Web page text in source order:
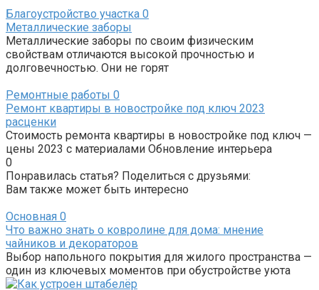
Благоустройство участка 0
Металлические заборы
Металлические заборы по своим физическим
свойствам отличаются высокой прочностью и
долговечностью. Они не горят
Ремонтные работы 0
Ремонт квартиры в новостройке под ключ 2023
расценки
Стоимость ремонта квартиры в новостройке под ключ —
цены 2023 с материалами Обновление интерьера
0
Понравилась статья? Поделиться с друзьями:
Вам также может быть интересно
Основная 0
Что важно знать о ковролине для дома: мнение
чайников и декораторов
Выбор напольного покрытия для жилого пространства —
один из ключевых моментов при обустройстве уюта